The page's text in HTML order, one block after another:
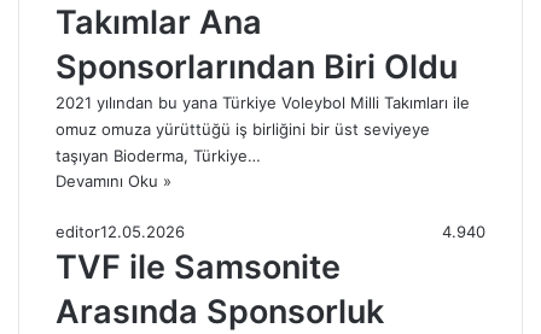
Takımlar Ana
Sponsorlarından Biri Oldu
2021 yılından bu yana Türkiye Voleybol Milli Takımları ile
omuz omuza yürüttüğü iş birliğini bir üst seviyeye
taşıyan Bioderma, Türkiye…
Devamını Oku »
editor12.05.2026 4.940
TVF ile Samsonite
Arasında Sponsorluk